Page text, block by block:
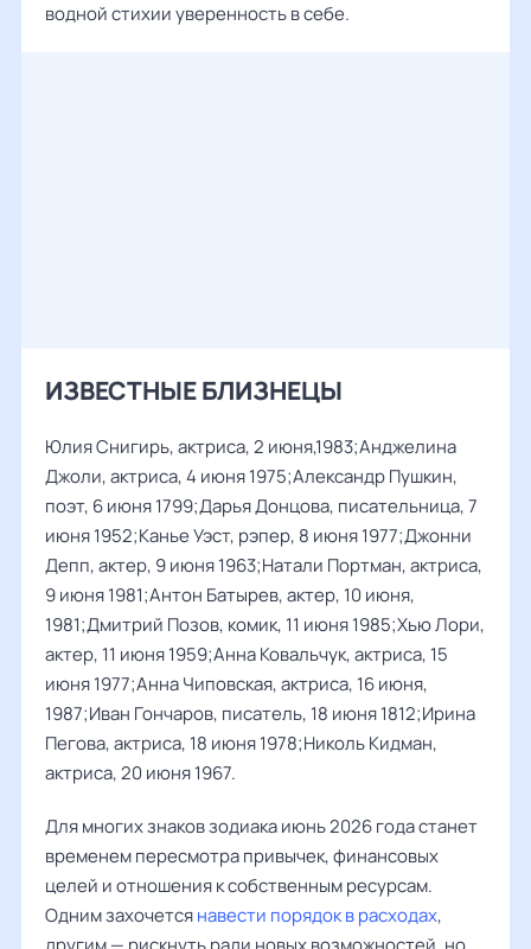
водной стихии уверенность в себе.
ИЗВЕСТНЫЕ БЛИЗНЕЦЫ
Юлия Снигирь, актриса, 2 июня,1983;Анджелина
Джоли, актриса, 4 июня 1975;Александр Пушкин,
поэт, 6 июня 1799;Дарья Донцова, писательница, 7
июня 1952;Канье Уэст, рэпер, 8 июня 1977;Джонни
Депп, актер, 9 июня 1963;Натали Портман, актриса,
9 июня 1981;Антон Батырев, актер, 10 июня,
1981;Дмитрий Позов, комик, 11 июня 1985;Хью Лори,
актер, 11 июня 1959;Анна Ковальчук, актриса, 15
июня 1977;Анна Чиповская, актриса, 16 июня,
1987;Иван Гончаров, писатель, 18 июня 1812;Ирина
Пегова, актриса, 18 июня 1978;Николь Кидман,
актриса, 20 июня 1967.
Для многих знаков зодиака июнь 2026 года станет
временем пересмотра привычек, финансовых
целей и отношения к собственным ресурсам.
Одним захочетсянавести порядок в расходах,